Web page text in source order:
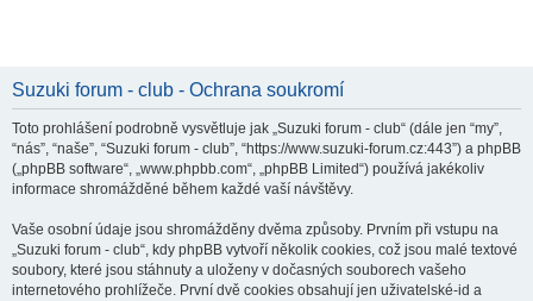
Suzuki forum - club - Ochrana soukromí
Toto prohlášení podrobně vysvětluje jak „Suzuki forum - club“ (dále jen “my”,
“nás”, “naše”, “Suzuki forum - club”, “https://www.suzuki-forum.cz:443”) a phpBB
(„phpBB software“, „www.phpbb.com“, „phpBB Limited“) používá jakékoliv
informace shromážděné během každé vaší návštěvy.
Vaše osobní údaje jsou shromážděny dvěma způsoby. Prvním při vstupu na
„Suzuki forum - club“, kdy phpBB vytvoří několik cookies, což jsou malé textové
soubory, které jsou stáhnuty a uloženy v dočasných souborech vašeho
internetového prohlížeče. První dvě cookies obsahují jen uživatelské-id a